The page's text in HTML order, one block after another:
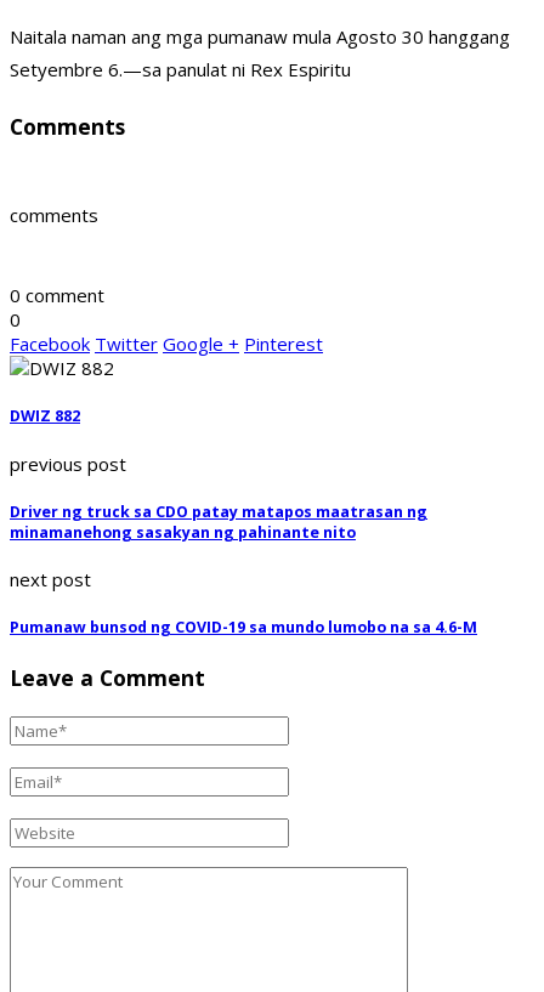
Naitala naman ang mga pumanaw mula Agosto 30 hanggang
Setyembre 6.—sa panulat ni Rex Espiritu
Comments
comments
0 comment
0
Facebook Twitter Google + Pinterest
DWIZ 882
previous post
Driver ng truck sa CDO patay matapos maatrasan ng
minamanehong sasakyan ng pahinante nito
next post
Pumanaw bunsod ng COVID-19 sa mundo lumobo na sa 4.6-M
Leave a Comment